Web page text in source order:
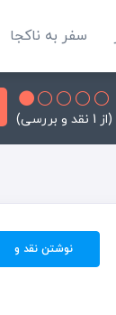
سفر به ناکجا
(از 1 نقد و بررسی)
نوشتن نقد و